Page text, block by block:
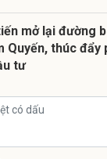
mở lại đường
Quyến, thúc đẩy
tư